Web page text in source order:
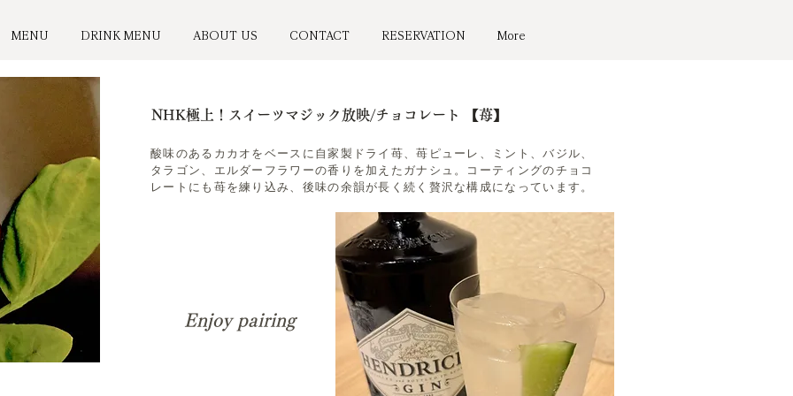
MENU DRINK MENU ABOUT US CONTACT RESERVATION More
NHK極上！スイーツマジック放映/チョコレート 【苺】
酸味のあるカカオをベースに自家製ドライ苺、苺ピューレ、ミント、バジル、
タラゴン、エルダーフラワーの香りを加えたガナシュ。コーティングのチョコ
レートにも苺を練り込み、後味の余韻が長く続く贅沢な構成になっています。
Enjoy pairing